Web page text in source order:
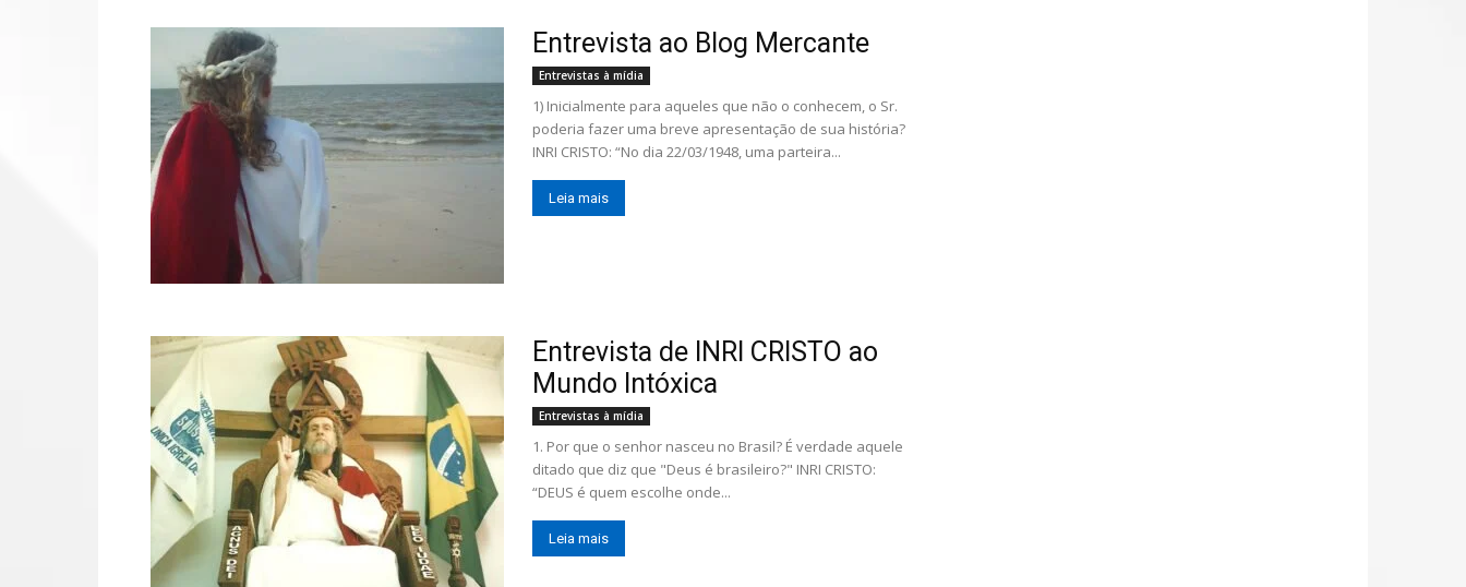
Entrevista ao Blog Mercante
Entrevistas à mídia
1) Inicialmente para aqueles que não o conhecem, o Sr.
poderia fazer uma breve apresentação de sua história?
INRI CRISTO: “No dia 22/03/1948, uma parteira...
Leia mais
Entrevista de INRI CRISTO ao
Mundo Intóxica
Entrevistas à mídia
1. Por que o senhor nasceu no Brasil? É verdade aquele
ditado que diz que "Deus é brasileiro?" INRI CRISTO:
“DEUS é quem escolhe onde...
Leia mais